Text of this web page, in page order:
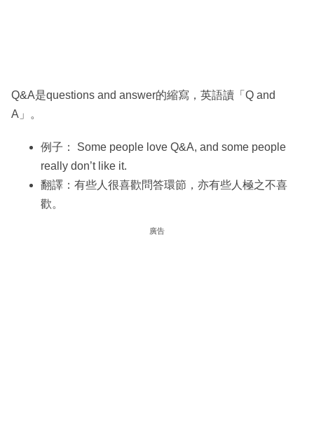
Q&A是questions and answer的縮寫，英語讀「Q and
A」。
例子： Some people love Q&A, and some people
really don’t like it.
翻譯：有些人很喜歡問答環節，亦有些人極之不喜
歡。
廣告